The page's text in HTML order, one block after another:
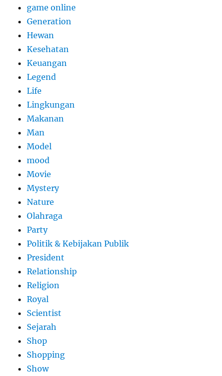
game online
Generation
Hewan
Kesehatan
Keuangan
Legend
Life
Lingkungan
Makanan
Man
Model
mood
Movie
Mystery
Nature
Olahraga
Party
Politik & Kebijakan Publik
President
Relationship
Religion
Royal
Scientist
Sejarah
Shop
Shopping
Show